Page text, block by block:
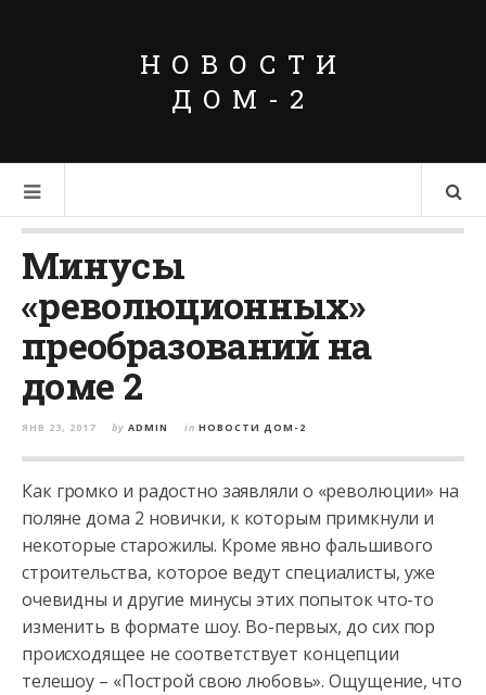
НОВОСТИ
ДОМ-2
Минусы
«революционных»
преобразований на
доме 2
ЯНВ 23, 2017 by ADMIN in НОВОСТИ ДОМ-2
Как громко и радостно заявляли о «революции» на
поляне дома 2 новички, к которым примкнули и
некоторые старожилы. Кроме явно фальшивого
строительства, которое ведут специалисты, уже
очевидны и другие минусы этих попыток что-то
изменить в формате шоу. Во-первых, до сих пор
происходящее не соответствует концепции
телешоу – «Построй свою любовь». Ощущение, что